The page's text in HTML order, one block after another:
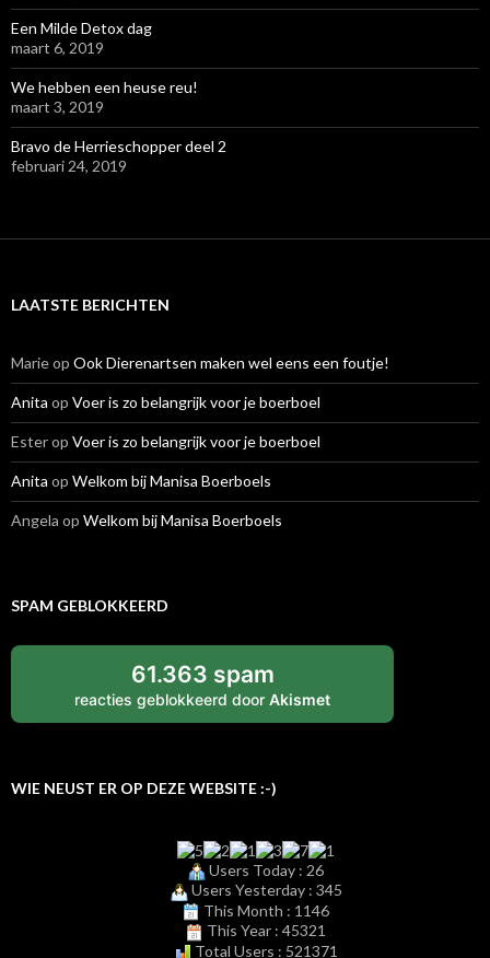
Een Milde Detox dag
maart 6, 2019
We hebben een heuse reu!
maart 3, 2019
Bravo de Herrieschopper deel 2
februari 24, 2019
LAATSTE BERICHTEN
Marieop Ook Dierenartsen maken wel eens een foutje!
Anita op Voer is zo belangrijk voor je boerboel
Esterop Voer is zo belangrijk voor je boerboel
Anita op Welkom bij Manisa Boerboels
Angela op Welkom bij Manisa Boerboels
SPAM GEBLOKKEERD
61.363 spam
reacties geblokkeerd door Akismet
WIE NEUST ER OP DEZE WEBSITE :-)
Users Today : 26
Users Yesterday : 345
This Month : 1146
This Year : 45321
Total Users : 521371